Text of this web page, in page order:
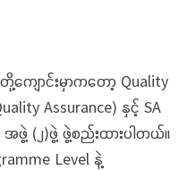
ကျောင်းမှာကတော့ Quality
Assurance) နှင့် SA
အဖွဲ့ (၂)ဖွဲ့ ဖွဲ့စည်းထားပါတယ်။
Level နဲ့